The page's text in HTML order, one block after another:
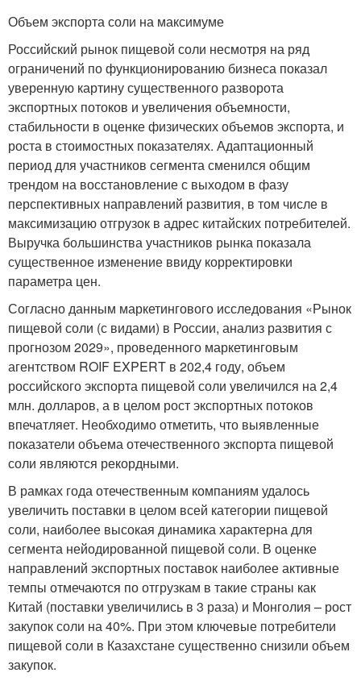
Объем экспорта соли на максимуме
Российский рынок пищевой соли несмотря на ряд
ограничений по функционированию бизнеса показал
уверенную картину существенного разворота
экспортных потоков и увеличения объемности,
стабильности в оценке физических объемов экспорта, и
роста в стоимостных показателях. Адаптационный
период для участников сегмента сменился общим
трендом на восстановление с выходом в фазу
перспективных направлений развития, в том числе в
максимизацию отгрузок в адрес китайских потребителей.
Выручка большинства участников рынка показала
существенное изменение ввиду корректировки
параметра цен.
Согласно данным маркетингового исследования «Рынок
пищевой соли (с видами) в России, анализ развития с
прогнозом 2029», проведенного маркетинговым
агентством ROIF EXPERT в 202,4 году, объем
российского экспорта пищевой соли увеличился на 2,4
млн. долларов, а в целом рост экспортных потоков
впечатляет. Необходимо отметить, что выявленные
показатели объема отечественного экспорта пищевой
соли являются рекордными.
В рамках года отечественным компаниям удалось
увеличить поставки в целом всей категории пищевой
соли, наиболее высокая динамика характерна для
сегмента нейодированной пищевой соли. В оценке
направлений экспортных поставок наиболее активные
темпы отмечаются по отгрузкам в такие страны как
Китай (поставки увеличились в 3 раза) и Монголия – рост
закупок соли на 40%. При этом ключевые потребители
пищевой соли в Казахстане существенно снизили объем
закупок.